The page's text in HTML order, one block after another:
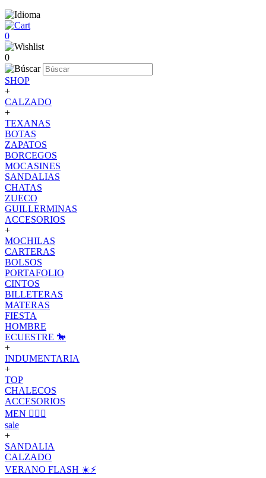
0
0
SHOP
+
CALZADO
+
TEXANAS
BOTAS
ZAPATOS
BORCEGOS
MOCASINES
SANDALIAS
CHATAS
ZUECO
GUILLERMINAS
ACCESORIOS
+
MOCHILAS
CARTERAS
BOLSOS
PORTAFOLIO
CINTOS
BILLETERAS
MATERAS
FIESTA
HOMBRE
ECUESTRE 🐎
+
INDUMENTARIA
+
TOP
CHALECOS
ACCESORIOS
MEN 🙋🏽‍♂️
sale
+
SANDALIA
CALZADO
VERANO FLASH ☀️⚡️